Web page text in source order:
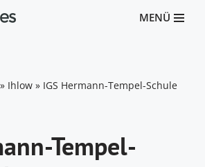
MENÜ
» Ihlow » IGS Hermann-Tempel-Schule
Tempel-